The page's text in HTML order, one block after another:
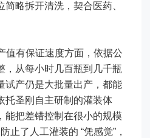
略拆开清洗，契合医药、
有保证速度方面，依据公
，从每小时几百瓶到几千瓶
试产仍是大批量出产，都能
托圣刚自主研制的灌装体
能把差错控制在很小的规模
止了人工灌装的 “凭感觉”，